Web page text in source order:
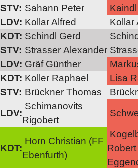
STV: Sahann Peter
LDV: Kollar Alfred
Kollar
KDT: Schindl Gerd
STV: Strasser Alexander
LDV: Gräf Günther
KDT: Koller Raphael
Lisa
STV: Brückner Thomas
LDV:
Schimanovits
Rigobert
KDT:
Horn Christian (FF
Ebenfurth)